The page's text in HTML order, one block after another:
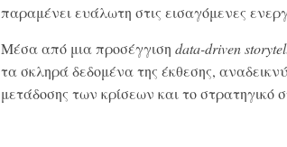
παραμένει ευάλωτη στις εισαγόμενες
Μέσα από μια προσέγγιση data-driven
τα σκληρά δεδομένα της έκθεσης,
μετάδοσης των κρίσεων και το στρατηγικό